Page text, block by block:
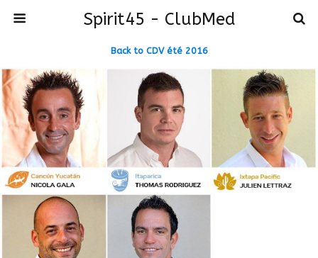
Spirit45 - ClubMed
Back to CDV été 2016